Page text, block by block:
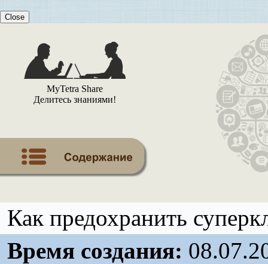
Close
MyTetra Share
Делитесь знаниями!
Как предохранить
Время создания: